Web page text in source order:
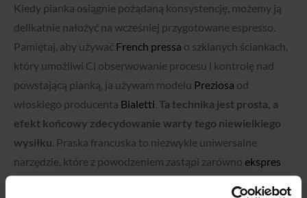
Kiedy pianka osiągnie pożądaną konsystencję, możemy ją
delikatnie nałożyć na wcześniej przygotowane espresso.
Pamiętaj, aby używać French pressa o szklanych ściankach,
który umożliwi Ci obserwowanie procesu i kontrolę nad
powstającą pianką, ja używam modelu Preziosa od
włoskiego producenta Bialetti. Ta technika jest prosta, a
efekt końcowy zdecydowanie warty tego niewielkiego
wysiłku. Praska francuska to niezwykle uniwersalne
narzędzie, które z powodzeniem zastąpi zarówno ekspres
do kawy, jak ispieniacz do mleka